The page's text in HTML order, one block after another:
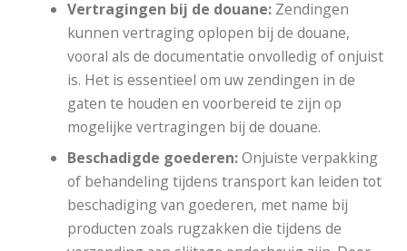
Vertragingen bij de douane: Zendingen
kunnen vertraging oplopen bij de douane,
vooral als de documentatie onvolledig of onjuist
is. Het is essentieel om uw zendingen in de
gaten te houden en voorbereid te zijn op
mogelijke vertragingen bij de douane.
Beschadigde goederen:Onjuiste verpakking
of behandeling tijdens transport kan leiden tot
beschadiging van goederen, met name bij
producten zoals rugzakken die tijdens de